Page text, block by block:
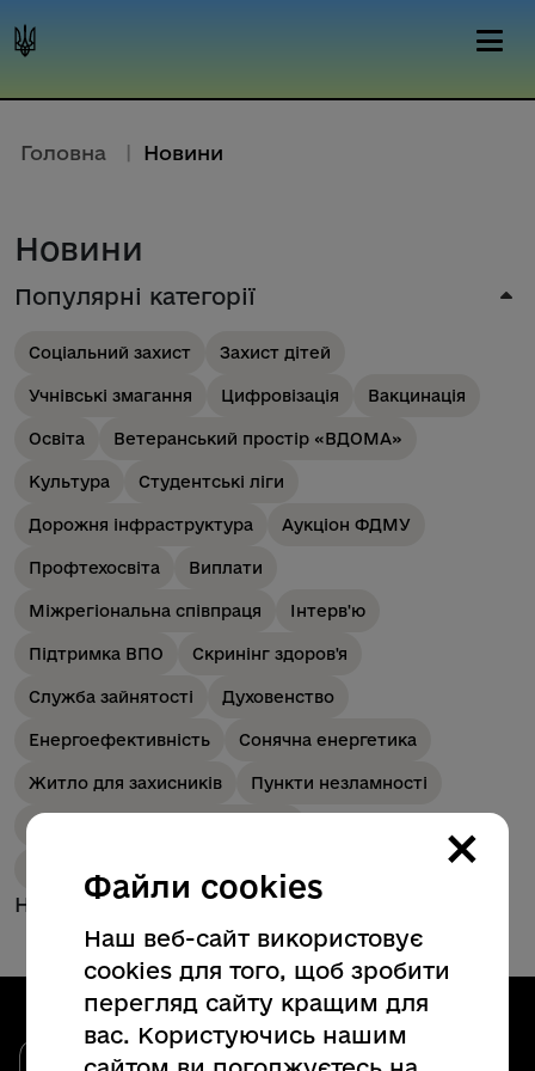
Головна | Новини
Новини
Популярні категорії
Соціальний захист Захист дітей
Учнівські змагання Цифровізація Вакцинація
Освіта Ветеранський простір «ВДОМА»
Культура Студентські ліги
Дорожня інфраструктура Аукціон ФДМУ
Профтехосвіта Виплати
Міжрегіональна співпраця Інтерв'ю
Підтримка ВПО Скринінг здоров'я
Служба зайнятості Духовенство
Енергоефективність Сонячна енергетика
Житло для захисників Пункти незламності
Прикордонна інфраструктура
Немає новин для обраних категорій
Закарпатська обласна державна
×
Файли cookies
Наш веб-сайт використовує
cookies для того, щоб зробити
перегляд сайту кращим для
вас. Користуючись нашим